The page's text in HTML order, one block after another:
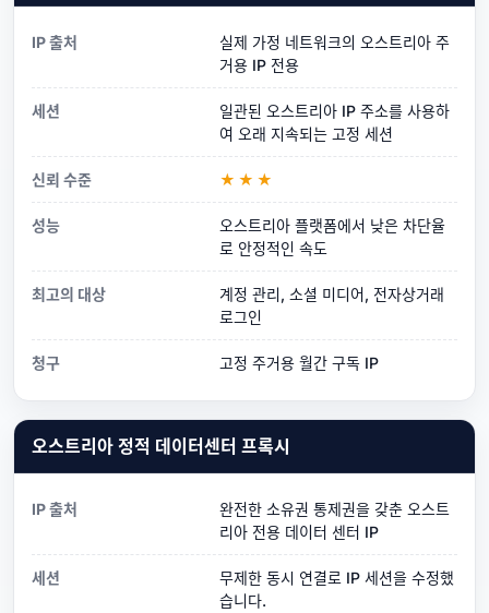
IP 출처
실제 가정 네트워크의 오스트리아 주
거용 IP 전용
세션
일관된 오스트리아 IP 주소를 사용하
여 오래 지속되는 고정 세션
신뢰 수준 ★★★
성능
오스트리아 플랫폼에서 낮은 차단율
로 안정적인 속도
최고의 대상
계정 관리, 소셜 미디어, 전자상거래
로그인
청구 고정 주거용 월간 구독 IP
오스트리아 정적 데이터센터 프록시
IP 출처
완전한 소유권 통제권을 갖춘 오스트
리아 전용 데이터 센터 IP
세션
무제한 동시 연결로 IP 세션을 수정했
습니다.